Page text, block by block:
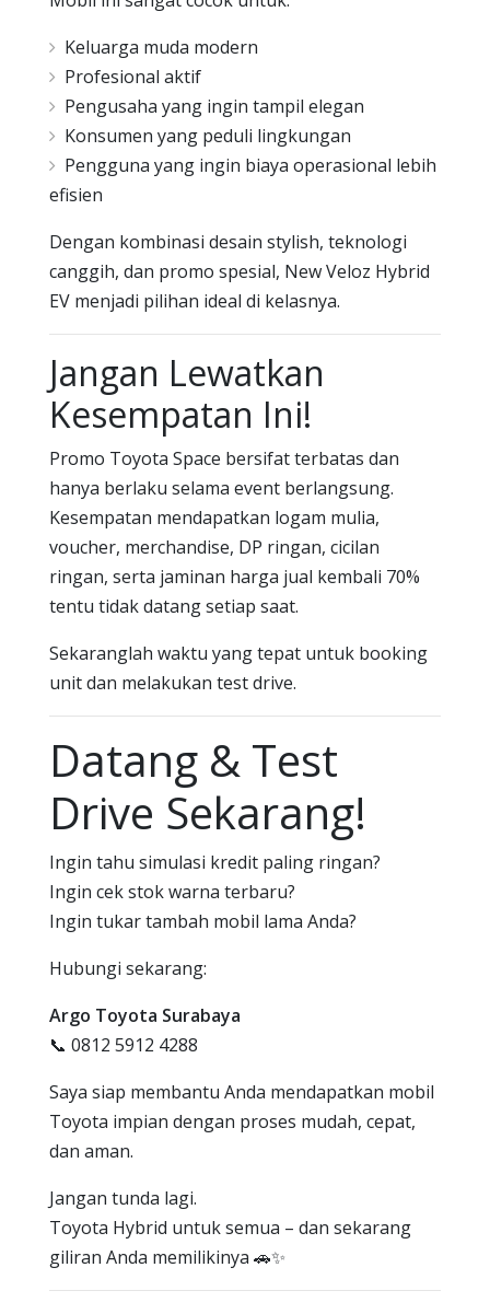
Keluarga muda modern
Profesional aktif
Pengusaha yang ingin tampil elegan
Konsumen yang peduli lingkungan
Pengguna yang ingin biaya operasional lebih
efisien
Dengan kombinasi desain stylish, teknologi
canggih, dan promo spesial, New Veloz Hybrid
EV menjadi pilihan ideal di kelasnya.
Jangan Lewatkan
Kesempatan Ini!
Promo Toyota Space bersifat terbatas dan
hanya berlaku selama event berlangsung.
Kesempatan mendapatkan logam mulia,
voucher, merchandise, DP ringan, cicilan
ringan, serta jaminan harga jual kembali 70%
tentu tidak datang setiap saat.
Sekaranglah waktu yang tepat untuk booking
unit dan melakukan test drive.
Datang & Test
Drive Sekarang!
Ingin tahu simulasi kredit paling ringan?
Ingin cek stok warna terbaru?
Ingin tukar tambah mobil lama Anda?
Hubungi sekarang:
Argo Toyota Surabaya
📞 0812 5912 4288
Saya siap membantu Anda mendapatkan mobil
Toyota impian dengan proses mudah, cepat,
dan aman.
Jangan tunda lagi.
Toyota Hybrid untuk semua – dan sekarang
giliran Anda memilikinya 🚗✨